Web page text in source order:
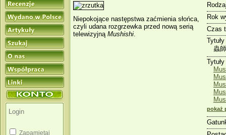
Zapamiętaj
Rok
Czas
蟲
pokaż
Niepokojące następstwa zaćmienia słońca,
czyli udana rozgrzewka przed nową serią
telewizyjną Mushishi.